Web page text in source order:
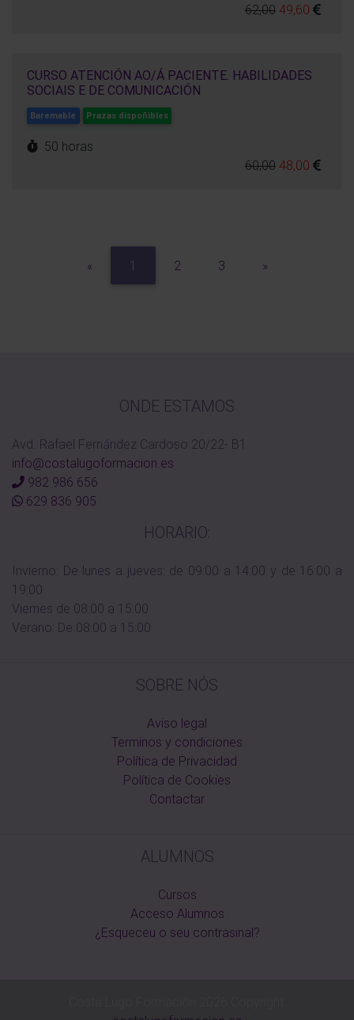
62,00 49,60
CURSO ATENCIÓN AO/Á PACIENTE. HABILIDADES
SOCIAIS E DE COMUNICACIÓN
Baremable Prazas dispoñibles
50 horas
60,00 48,00
«Previous1 2 3 »Next
ONDE ESTAMOS
Avd. Rafael Fernández Cardoso 20/22- B1
info@costalugoformacion.es
982 986 656
629 836 905
HORARIO:
Invierno: De lunes a jueves: de 09:00 a 14:00 y de 16:00 a
19:00
Viernes de 08:00 a 15:00
Verano: De 08:00 a 15:00
SOBRE NÓS
Aviso legal
Terminos y condiciones
Política de Privacidad
Política de Cookies
Contactar
ALUMNOS
Cursos
Acceso Alumnos
¿Esqueceu o seu contrasinal?